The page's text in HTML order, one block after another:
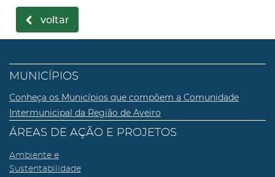
voltar
MUNICÍPIOS
Conheça os Municípios que compõem a Comunidade
Intermunicipal da Região de Aveiro
ÁREAS DE AÇÃO E PROJETOS
Ambiente e
Sustentabilidade